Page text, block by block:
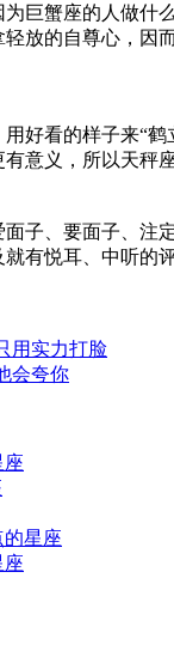
巨蟹座的人做
放的自尊心，因
看的样子来“鹤
意义，所以天秤
子、要面子、
有悦耳、中听
用实力打脸
会夸你
座
星座
座